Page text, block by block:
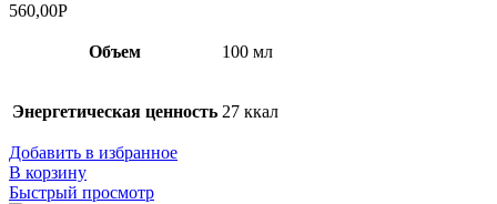
560,00Р
Объем 100 мл
Энергетическая ценность 27 ккал
Добавить в избранное
В корзину
Быстрый просмотр